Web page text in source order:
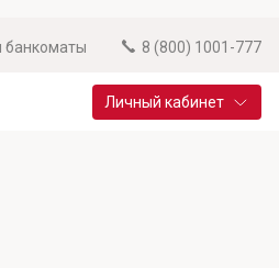
8 (800) 1001-777
Личный кабинет